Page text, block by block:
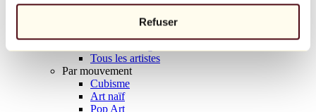
Refuser
Tous les sculpteurs
Tous les photographes
Tous les artistes
Par mouvement
Cubisme
Art naïf
Pop Art